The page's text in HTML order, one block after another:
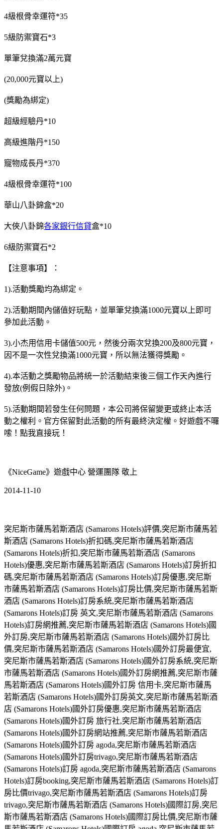
4級根骨幸運符*35
5級防禦寶石*3
單筆兌換滿2萬元寶
(20,000元寶以上)
(獎勵為綁定)
超級經驗丹*10
高級進階丹*150
寵物成長丹*370
4級根骨幸運符*100
華山八卦錦盒*20
大俠八卦錦各家銀行信貸盒*10
6級防禦寶石*2
【注意事項】：
1).活動獎勵均為綁定。
2).活動期間內儲值好玩點，並單筆兌換滿1000元寶以上即可
參加此活動。
3).小杰用信用卡儲值500元，然後分兩次兌換200及800元寶，
因不是一次性兌換滿1000元寶，所以無法獲得獎勵。
4).本活動之獎勵物品將統一於活動結束後三個工作天內進行
發放(例假日除外)。
5).活動期間若發生任何問題，本公司將保留變更或終止本活
動之權利。官方保留對此活動的所有最終決定權。好遊戲不囉
嗦！點我直接玩！
《NiceGame》遊戲中心 營運團隊 敬上
2014-11-10
突尼斯市薩馬若斯酒店 (Samarons Hotels)評價,突尼斯市薩馬若
斯酒店 (Samarons Hotels)折扣碼,突尼斯市薩馬若斯酒店
(Samarons Hotels)折扣,突尼斯市薩馬若斯酒店 (Samarons
Hotels)優惠,突尼斯市薩馬若斯酒店 (Samarons Hotels)訂房折扣
碼,突尼斯市薩馬若斯酒店 (Samarons Hotels)訂房優惠,突尼斯
市薩馬若斯酒店 (Samarons Hotels)訂房比價,突尼斯市薩馬若斯
酒店 (Samarons Hotels)訂房系統,突尼斯市薩馬若斯酒店
(Samarons Hotels)訂房 英文,突尼斯市薩馬若斯酒店 (Samarons
Hotels)訂房網推薦,突尼斯市薩馬若斯酒店 (Samarons Hotels)國
外訂房,突尼斯市薩馬若斯酒店 (Samarons Hotels)國外訂房比
價,突尼斯市薩馬若斯酒店 (Samarons Hotels)國外訂房最便宜,
突尼斯市薩馬若斯酒店 (Samarons Hotels)國外訂房系統,突尼斯
市薩馬若斯酒店 (Samarons Hotels)國外訂房網推薦,突尼斯市薩
馬若斯酒店 (Samarons Hotels)國外訂房 信用卡,突尼斯市薩馬
若斯酒店 (Samarons Hotels)國外訂房英文,突尼斯市薩馬若斯酒
店 (Samarons Hotels)國外訂房優惠,突尼斯市薩馬若斯酒店
(Samarons Hotels)國外訂房 旅行社,突尼斯市薩馬若斯酒店
(Samarons Hotels)國外訂房網站推薦,突尼斯市薩馬若斯酒店
(Samarons Hotels)國外訂房 agoda,突尼斯市薩馬若斯酒店
(Samarons Hotels)國外訂房trivago,突尼斯市薩馬若斯酒店
(Samarons Hotels)訂房 agoda,突尼斯市薩馬若斯酒店 (Samarons
Hotels)訂房booking,突尼斯市薩馬若斯酒店 (Samarons Hotels)訂
房比價trivago,突尼斯市薩馬若斯酒店 (Samarons Hotels)訂房
trivago,突尼斯市薩馬若斯酒店 (Samarons Hotels)國際訂房,突尼
斯市薩馬若斯酒店 (Samarons Hotels)國際訂房比價,突尼斯市薩